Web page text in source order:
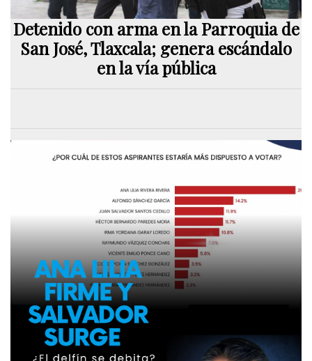
Detenido con arma en la Parroquia de
San José, Tlaxcala; genera escándalo
en la vía pública